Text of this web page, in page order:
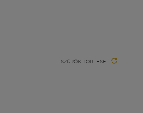
SZŰRŐK TÖRLÉSE